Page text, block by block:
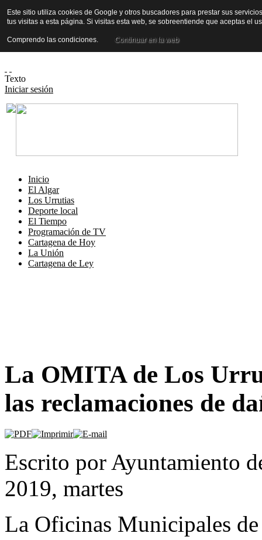
Texto
Iniciar sesión
Inicio
El Algar
Los Urrutias
Deporte local
El Tiempo
Programación de TV
Cartagena de Hoy
La Unión
Cartagena de Ley
La OMITA de Los
las reclamaciones de
Escrito por Ayuntamiento
2019, martes
La Oficinas Municipales
Este sitio utiliza cookies de Google y otros buscadores para prestar sus
tus visitas a esta página. Si visitas esta web, se sobreentiende que aceptas el
Comprendo las condiciones. Continuar en la web